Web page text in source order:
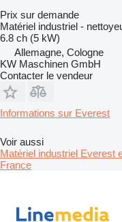
Prix sur demande
Matériel industriel -
6.8 ch (5 kW)
Allemagne, Cologne
KW Maschinen GmbH
Contacter le vendeur
Informations sur Everest
Voir aussi
Matériel industriel Everest
France